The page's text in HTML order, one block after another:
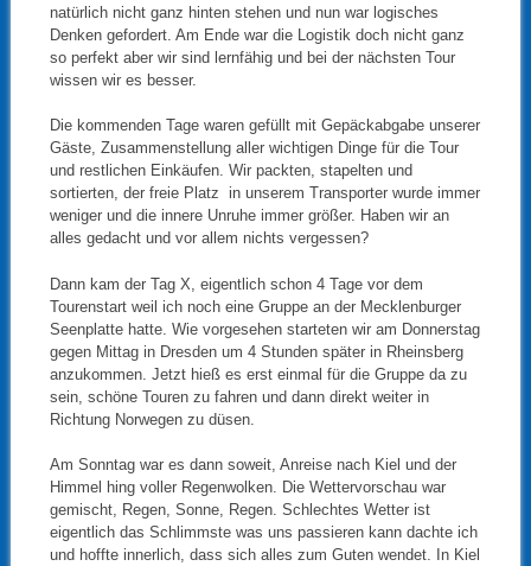
natürlich nicht ganz hinten stehen und nun war logisches
Denken gefordert. Am Ende war die Logistik doch nicht ganz
so perfekt aber wir sind lernfähig und bei der nächsten Tour
wissen wir es besser.
Die kommenden Tage waren gefüllt mit Gepäckabgabe unserer
Gäste, Zusammenstellung aller wichtigen Dinge für die Tour
und restlichen Einkäufen. Wir packten, stapelten und
sortierten, der freie Platz in unserem Transporter wurde immer
weniger und die innere Unruhe immer größer. Haben wir an
alles gedacht und vor allem nichts vergessen?
Dann kam der Tag X, eigentlich schon 4 Tage vor dem
Tourenstart weil ich noch eine Gruppe an der Mecklenburger
Seenplatte hatte. Wie vorgesehen starteten wir am Donnerstag
gegen Mittag in Dresden um 4 Stunden später in Rheinsberg
anzukommen. Jetzt hieß es erst einmal für die Gruppe da zu
sein, schöne Touren zu fahren und dann direkt weiter in
Richtung Norwegen zu düsen.
Am Sonntag war es dann soweit, Anreise nach Kiel und der
Himmel hing voller Regenwolken. Die Wettervorschau war
gemischt, Regen, Sonne, Regen. Schlechtes Wetter ist
eigentlich das Schlimmste was uns passieren kann dachte ich
und hoffte innerlich, dass sich alles zum Guten wendet. In Kiel